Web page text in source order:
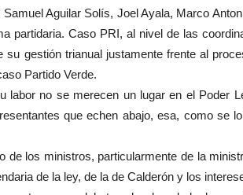
Aguilar Solís, Joel Ayala, Marco
partidaria. Caso PRI, al nivel de las
gestión trianual justamente frente al
Partido Verde.
labor no se merecen un lugar en el Poder
que echen abajo, esa, como se
de los ministros, particularmente de la
de la ley, de la de Calderón y los